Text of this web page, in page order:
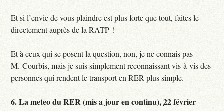
Et si l’envie de vous plaindre est plus forte que tout, faites le
directement auprès de la RATP !
Et à ceux qui se posent la question, non, je ne connais pas
M. Courbis, mais je suis simplement reconnaissant vis-à-vis des
personnes qui rendent le transport en RER plus simple.
6.La meteo du RER (mis a jour en continu),22 février